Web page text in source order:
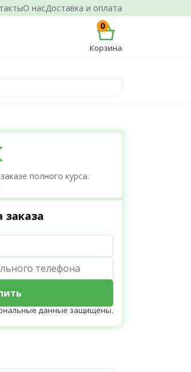
О насДоставка и оплата
0
Корзина
полного курса.
данные защищены.